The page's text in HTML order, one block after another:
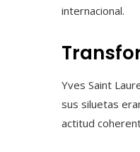
internacional.
Yves Saint
sus siluetas
actitud